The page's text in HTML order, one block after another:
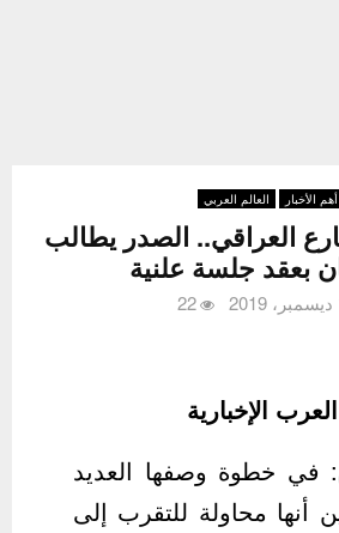
أهم الأخبار العالم العربي
العراقي.. الصدر يطالب
بعقد جلسة علنية
22
الإخبارية
في خطوة وصفها العديد
أنها محاولة للتقرب إلى